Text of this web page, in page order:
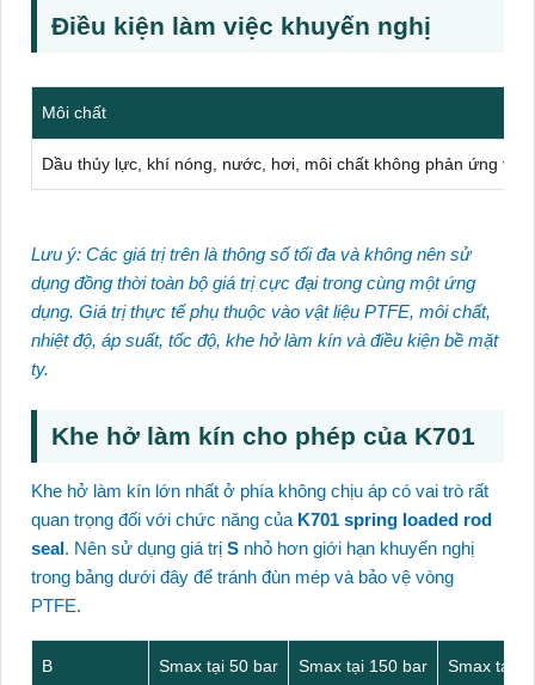
Điều kiện làm việc khuyến nghị
Môi chất
Dầu thủy lực, khí nóng, nước, hơi, môi chất không phản ứng với
Lưu ý: Các giá trị trên là thông số tối đa và không nên sử
dụng đồng thời toàn bộ giá trị cực đại trong cùng một ứng
dụng. Giá trị thực tế phụ thuộc vào vật liệu PTFE, môi chất,
nhiệt độ, áp suất, tốc độ, khe hở làm kín và điều kiện bề mặt
ty.
Khe hở làm kín cho phép của K701
Khe hở làm kín lớn nhất ở phía không chịu áp có vai trò rất
quan trọng đối với chức năng của K701 spring loaded rod
seal. Nên sử dụng giá trị S nhỏ hơn giới hạn khuyến nghị
trong bảng dưới đây để tránh đùn mép và bảo vệ vòng
PTFE.
B Smax tại 50 bar Smax tại 150 bar Smax tại